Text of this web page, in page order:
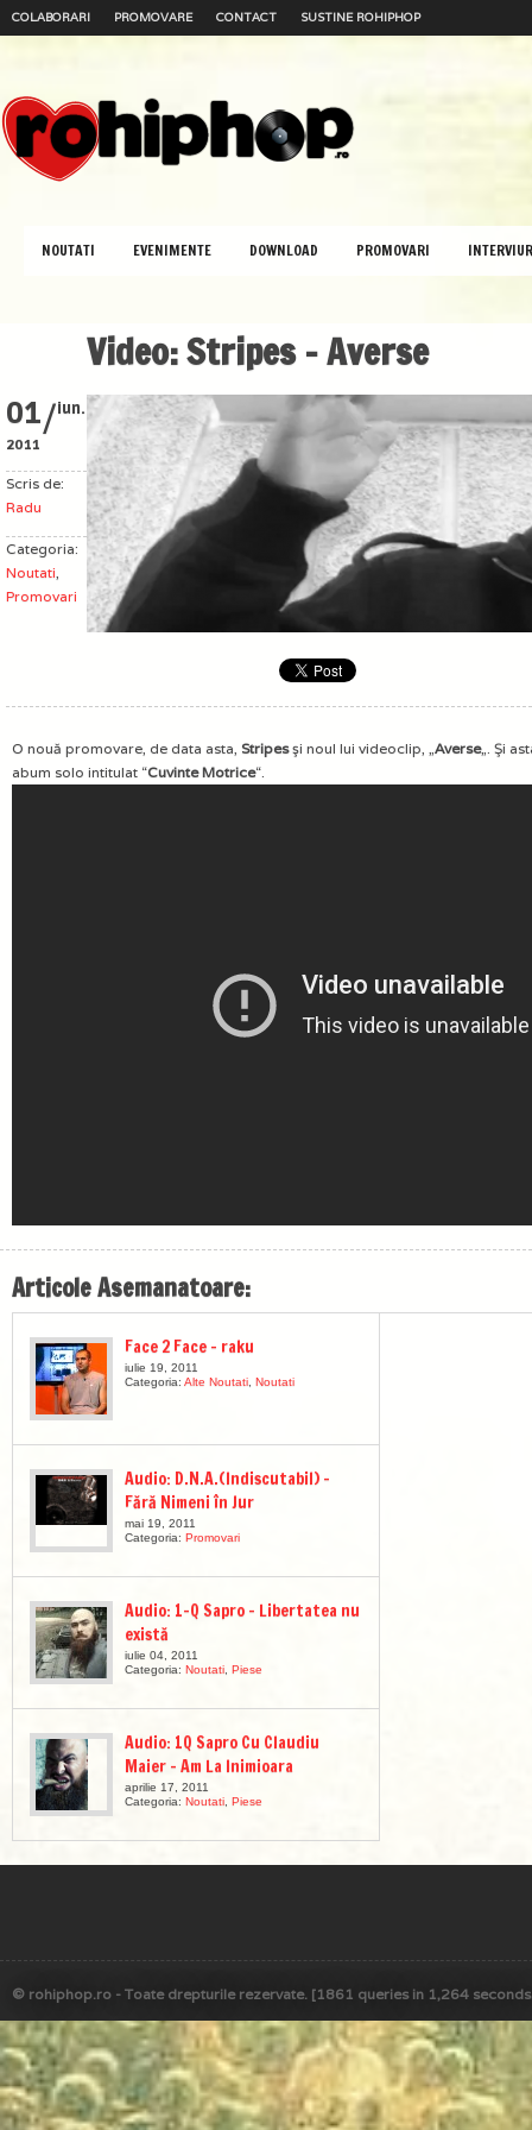
COLABORARI PROMOVARE CONTACT SUSTINE ROHIPHOP
NOUTATI EVENIMENTE DOWNLOAD PROMOVARI
Video: Stripes – Averse
01/iun.
2011
Scris de:
Radu
Categoria:
Noutati,
Promovari
O nouă promovare, de data asta, Stripesşi noul lui videoclip, „Averse„. Şi
abum solo intitulat “Cuvinte Motrice“.
Articole Asemanatoare:
Face 2 Face – raku
iulie 19, 2011
Categoria: Alte Noutati Noutati
Audio: D.N.A.(Indiscutabil) –
Fără Nimeni în Jur
mai 19, 2011
Categoria: Promovari
Audio: 1-Q Sapro – Libertatea nu
există
iulie 04, 2011
Categoria: Noutati Piese
Audio: 1Q Sapro Cu Claudiu
Maier – Am La Inimioara
aprilie 17, 2011
Categoria: Noutati Piese
© rohiphop.ro - Toate drepturile rezervate. [1861 queries in 1,264